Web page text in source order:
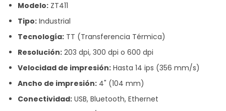
Modelo: ZT411
Tipo: Industrial
Tecnología: TT (Transferencia Térmica)
Resolución: 203 dpi, 300 dpi o 600 dpi
Velocidad de impresión: Hasta 14 ips (356 mm/s)
Ancho de impresión: 4" (104 mm)
Conectividad: USB, Bluetooth, Ethernet